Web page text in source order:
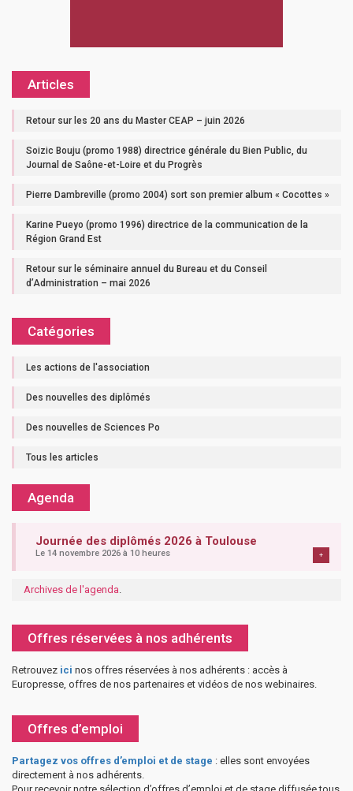
Articles
Retour sur les 20 ans du Master CEAP – juin 2026
Soizic Bouju (promo 1988) directrice générale du Bien Public, du
Journal de Saône-et-Loire et du Progrès
Pierre Dambreville (promo 2004) sort son premier album « Cocottes »
Karine Pueyo (promo 1996) directrice de la communication de la
Région Grand Est
Retour sur le séminaire annuel du Bureau et du Conseil
d’Administration – mai 2026
Catégories
Les actions de l'association
Des nouvelles des diplômés
Des nouvelles de Sciences Po
Tous les articles
Agenda
Journée des diplômés 2026 à Toulouse
Le 14 novembre 2026 à 10 heures +
Archives de l'agenda.
Offres réservées à nos adhérents
Retrouvez ici nos offres réservées à nos adhérents : accès à
Europresse, offres de nos partenaires et vidéos de nos webinaires.
Offres d’emploi
Partagez vos offres d’emploi et de stage : elles sont envoyées
directement à nos adhérents.